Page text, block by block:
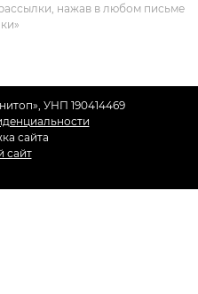
нажав в любом письме
УНП 190414469
сайта
сайт